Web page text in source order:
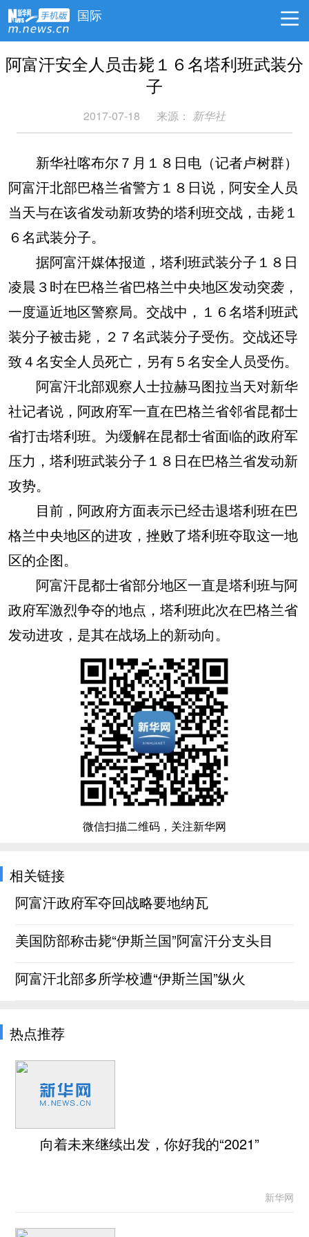
国际
阿富汗安全人员击毙１６名塔利班武装分
子
2017-07-18 来源： 新华社
新华社喀布尔７月１８日电（记者卢树群）
阿富汗北部巴格兰省警方１８日说，阿安全人员
当天与在该省发动新攻势的塔利班交战，击毙１
６名武装分子。
据阿富汗媒体报道，塔利班武装分子１８日
凌晨３时在巴格兰省巴格兰中央地区发动突袭，
一度逼近地区警察局。交战中，１６名塔利班武
装分子被击毙，２７名武装分子受伤。交战还导
致４名安全人员死亡，另有５名安全人员受伤。
阿富汗北部观察人士拉赫马图拉当天对新华
社记者说，阿政府军一直在巴格兰省邻省昆都士
省打击塔利班。为缓解在昆都士省面临的政府军
压力，塔利班武装分子１８日在巴格兰省发动新
攻势。
目前，阿政府方面表示已经击退塔利班在巴
格兰中央地区的进攻，挫败了塔利班夺取这一地
区的企图。
阿富汗昆都士省部分地区一直是塔利班与阿
政府军激烈争夺的地点，塔利班此次在巴格兰省
发动进攻，是其在战场上的新动向。
微信扫描二维码，关注新华网
相关链接
阿富汗政府军夺回战略要地纳瓦
美国防部称击毙“伊斯兰国”阿富汗分支头目
阿富汗北部多所学校遭“伊斯兰国”纵火
热点推荐
向着未来继续出发，你好我的“2021”
新华网